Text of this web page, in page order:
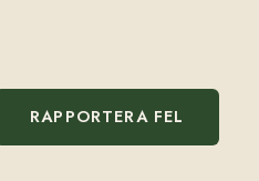
RAPPORTERA FEL